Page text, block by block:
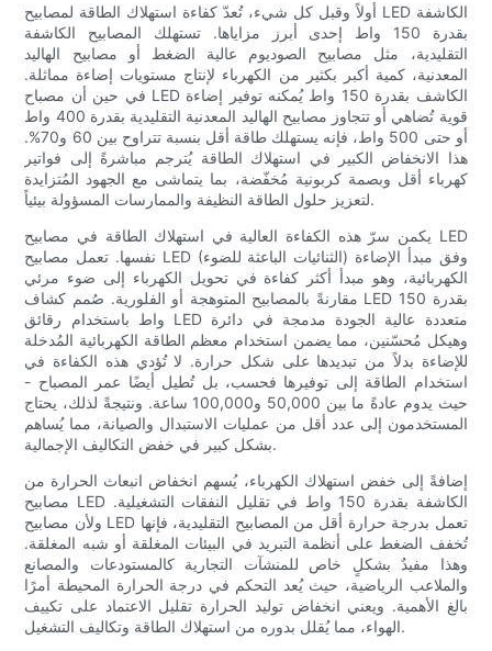
أولاً وقبل كل شيء، تُعدّ كفاءة استهلاك الطاقة لمصابيح LED الكاشفة
بقدرة 150 واط إحدى أبرز مزاياها. تستهلك المصابيح الكاشفة
التقليدية، مثل مصابيح الصوديوم عالية الضغط أو مصابيح الهاليد
المعدنية، كمية أكبر بكثير من الكهرباء لإنتاج مستويات إضاءة مماثلة.
في حين أن مصباح LED الكاشف بقدرة 150 واط يُمكنه توفير إضاءة
قوية تُضاهي أو تتجاوز مصابيح الهاليد المعدنية التقليدية بقدرة 400 واط
أو حتى 500 واط، فإنه يستهلك طاقة أقل بنسبة تتراوح بين 60 و70%.
هذا الانخفاض الكبير في استهلاك الطاقة يُترجم مباشرةً إلى فواتير
كهرباء أقل وبصمة كربونية مُخفّضة، بما يتماشى مع الجهود المُتزايدة
لتعزيز حلول الطاقة النظيفة والممارسات المسؤولة بيئياً.
يكمن سرّ هذه الكفاءة العالية في استهلاك الطاقة في مصابيح LED
نفسها. تعمل مصابيح LED (الثنائيات الباعثة للضوء) وفق مبدأ الإضاءة
الكهربائية، وهو مبدأ أكثر كفاءة في تحويل الكهرباء إلى ضوء مرئي
مقارنةً بالمصابيح المتوهجة أو الفلورية. صُمم كشاف LED بقدرة 150
واط باستخدام رقائق LED متعددة عالية الجودة مدمجة في دائرة
وهيكل مُحسّنين، مما يضمن استخدام معظم الطاقة الكهربائية المُدخلة
للإضاءة بدلاً من تبديدها على شكل حرارة. لا تُؤدي هذه الكفاءة في
استخدام الطاقة إلى توفيرها فحسب، بل تُطيل أيضًا عمر المصباح -
حيث يدوم عادةً ما بين 50,000 و100,000 ساعة. ونتيجةً لذلك، يحتاج
المستخدمون إلى عدد أقل من عمليات الاستبدال والصيانة، مما يُساهم
بشكل كبير في خفض التكاليف الإجمالية.
إضافةً إلى خفض استهلاك الكهرباء، يُسهم انخفاض انبعاث الحرارة من
مصابيح LED الكاشفة بقدرة 150 واط في تقليل النفقات التشغيلية.
ولأن مصابيح LED تعمل بدرجة حرارة أقل من المصابيح التقليدية، فإنها
تُخفف الضغط على أنظمة التبريد في البيئات المغلقة أو شبه المغلقة.
وهذا مفيدٌ بشكلٍ خاص للمنشآت التجارية كالمستودعات والمصانع
والملاعب الرياضية، حيث يُعد التحكم في درجة الحرارة المحيطة أمرًا
بالغ الأهمية. ويعني انخفاض توليد الحرارة تقليل الاعتماد على تكييف
الهواء، مما يُقلل بدوره من استهلاك الطاقة وتكاليف التشغيل.